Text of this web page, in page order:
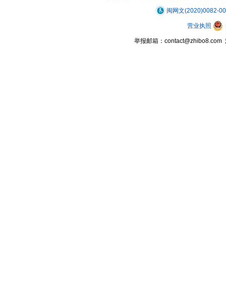
闽网文(2020)0082-
营业执照
举报邮箱：